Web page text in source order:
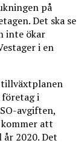
på
Det ska se
inte ökar
i en
tillväxtplanen
i
avgiften,
att
2020. Det